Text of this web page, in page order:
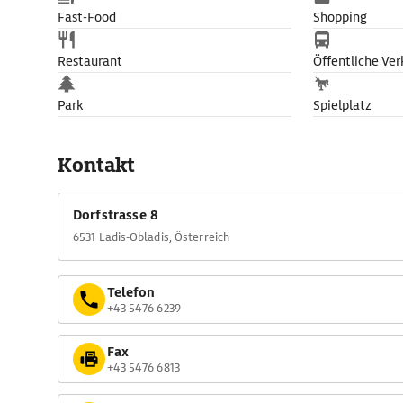
Fast-Food Shopping
Restaurant Öffentliche
Park Spielplatz
Kontakt
Dorfstrasse 8
6531 Ladis-Obladis, Österreich
Telefon
+43 5476 6239
Fax
+43 5476 6813